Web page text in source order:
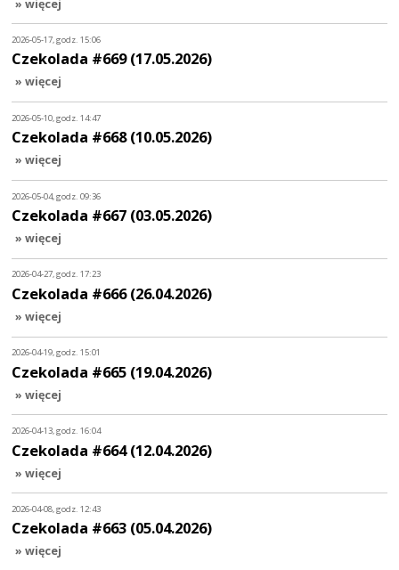
2026-05-17, godz. 15:06
Czekolada #669 (17.05.2026)
» więcej
2026-05-10, godz. 14:47
Czekolada #668 (10.05.2026)
» więcej
2026-05-04, godz. 09:36
Czekolada #667 (03.05.2026)
» więcej
2026-04-27, godz. 17:23
Czekolada #666 (26.04.2026)
» więcej
2026-04-19, godz. 15:01
Czekolada #665 (19.04.2026)
» więcej
2026-04-13, godz. 16:04
Czekolada #664 (12.04.2026)
» więcej
2026-04-08, godz. 12:43
Czekolada #663 (05.04.2026)
» więcej